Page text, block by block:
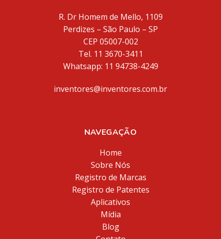
R. Dr Homem de Mello, 1109
Perdizes – São Paulo – SP
CEP 05007-002
Tel. 11 3670-3411
Whatsapp: 11 94738-4249
inventores@inventores.com.br
NAVEGAÇÃO
Home
Sobre Nós
Registro de Marcas
Registro de Patentes
Aplicativos
Mídia
Blog